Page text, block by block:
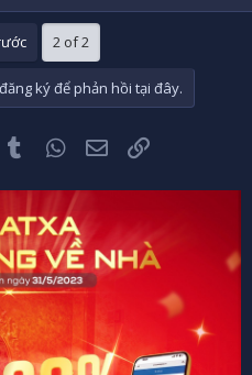
2 of 2
ký để phản hồi tại đây.
Tumblr WhatsApp
Email